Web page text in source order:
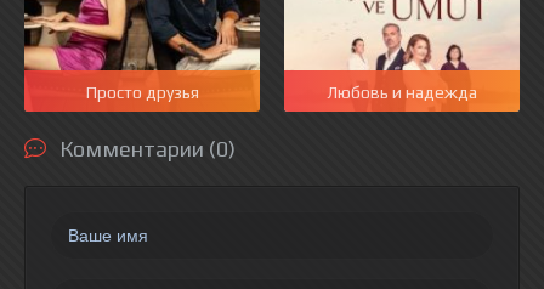
Просто друзья Любовь и надежда
Комментарии (0)